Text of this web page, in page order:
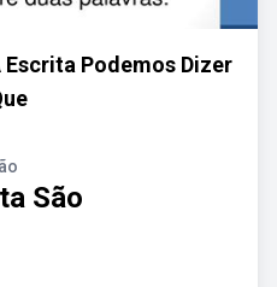
Escrita Podemos Dizer
São